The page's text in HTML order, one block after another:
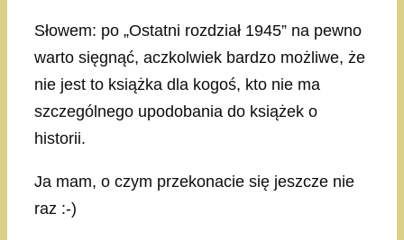
Słowem: po „Ostatni rozdział 1945” na pewno
warto sięgnąć, aczkolwiek bardzo możliwe, że
nie jest to książka dla kogoś, kto nie ma
szczególnego upodobania do książek o
historii.
Ja mam, o czym przekonacie się jeszcze nie
raz :-)